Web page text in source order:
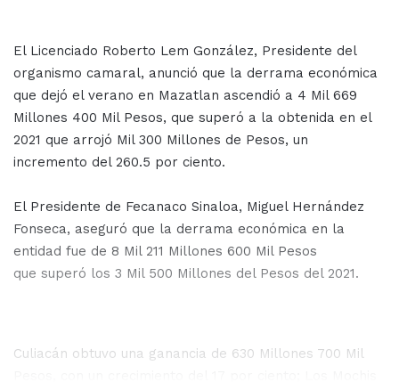
El Licenciado Roberto Lem González, Presidente del
organismo camaral, anunció que la derrama económica
que dejó el verano en Mazatlan ascendió a 4 Mil 669
Millones 400 Mil Pesos, que superó a la obtenida en el
2021 que arrojó Mil 300 Millones de Pesos, un
incremento del 260.5 por ciento.
El Presidente de Fecanaco Sinaloa, Miguel Hernández
Fonseca, aseguró que la derrama económica en la
entidad fue de 8 Mil 211 Millones 600 Mil Pesos
que superó los 3 Mil 500 Millones del Pesos del 2021.
Culiacán obtuvo una ganancia de 630 Millones 700 Mil